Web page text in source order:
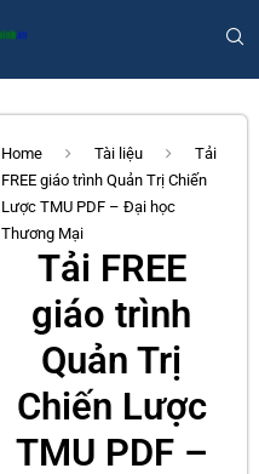
Home Tài liệu
Tải
FREE giáo trình Quản Trị Chiến
Lược TMU PDF – Đại học
Thương Mại
Tải FREE
giáo trình
Quản Trị
Chiến Lược
TMU PDF –